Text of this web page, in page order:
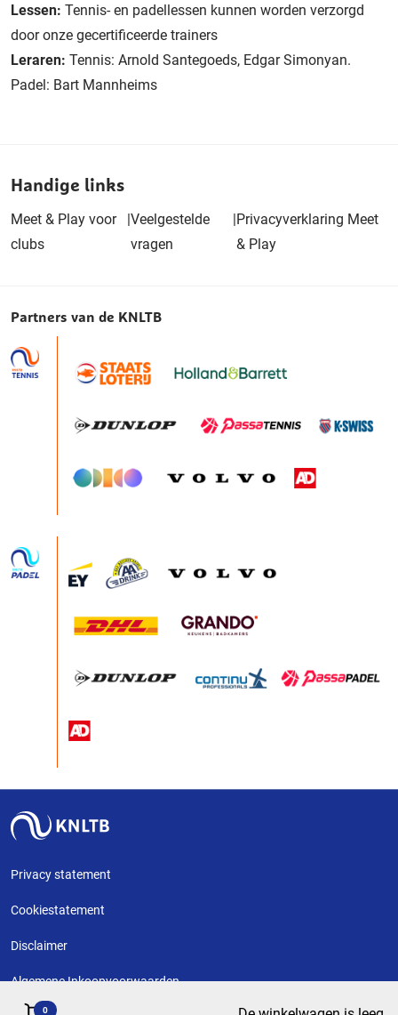
Lessen: Tennis- en padellessen kunnen worden verzorgd
door onze gecertificeerde trainers
Leraren: Tennis: Arnold Santegoeds, Edgar Simonyan.
Padel: Bart Mannheims
Handige links
Meet & Play voor
clubs
|Veelgestelde
vragen
|Privacyverklaring Meet
& Play
0
Partners van de KNLTB
Privacy statement
Cookiestatement
Disclaimer
Algemene Inkoopvoorwaarden